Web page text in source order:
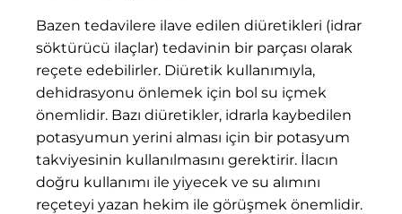
Bazen tedavilere ilave edilen diüretikleri (idrar
söktürücü ilaçlar) tedavinin bir parçası olarak
reçete edebilirler. Diüretik kullanımıyla,
dehidrasyonu önlemek için bol su içmek
önemlidir. Bazı diüretikler, idrarla kaybedilen
potasyumun yerini alması için bir potasyum
takviyesinin kullanılmasını gerektirir. İlacın
doğru kullanımı ile yiyecek ve su alımını
reçeteyi yazan hekim ile görüşmek önemlidir.